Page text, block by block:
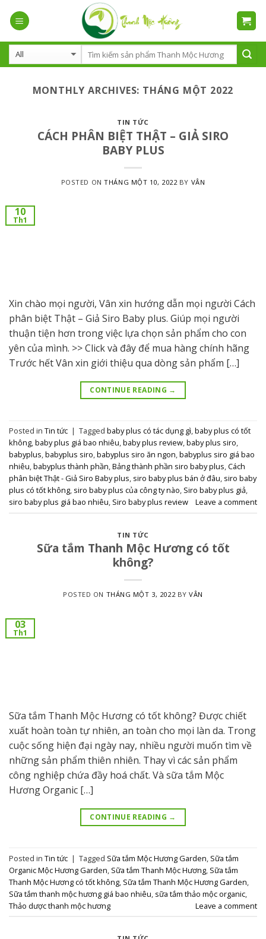
MONTHLY ARCHIVES: THÁNG MỘT 2022
TIN TỨC
CÁCH PHÂN BIỆT THẬT – GIẢ SIRO
BABY PLUS
POSTED ONTHÁNG MỘT 10, 2022 BY VÂN
10
Th1
Xin chào mọi người, Vân xin hướng dẫn mọi người Cách
phân biệt Thật – Giả Siro Baby plus. Giúp mọi người
thuận tiện hơn trong việc lựa chọn sản phẩm cho con
yên của mình. >> Click và đây để mua hàng chính hãng
Trước hết Vân xin giới thiệu qua dòng sản phẩm […]
CONTINUE READING →
Posted in Tin tức | Tagged baby plus có tác dụng gì,baby plus có tốt
không,baby plus giá bao nhiêu,baby plus review,baby plus siro,
babyplus,babyplus siro,babyplus siro ăn ngon,babyplus siro giá bao
nhiêu,babyplus thành phần,Bảng thành phần siro baby plus,Cách
phân biệt Thật - Giả Siro Baby plus, siro baby plus bán ở đâu, siro baby
plus có tốt không, siro baby plus của công ty nào, Siro baby plus giả,
siro baby plus giá bao nhiêu, Siro baby plus review Leave a comment
TIN TỨC
Sữa tắm Thanh Mộc Hương có tốt
không?
POSTED ON THÁNG MỘT 3, 2022BYVÂN
03
Th1
Sữa tắm Thanh Mộc Hương có tốt không? Được chiết
xuất hoàn toàn tự nhiên, an toàn cho mọi làn da. Trong
cuộc sống hiện đại ngày nay, nhiều người muốn tìm về
những sản phẩm thiên nhiên. Thay vì các sản phẩm
công nghiệp chứa đầy hoá chất. Và sữa tắm Mộc
Hương Organic […]
CONTINUE READING →
Posted in Tin tức | Tagged Sữa tắm Mộc Hương Garden Sữa tắm
Organic Mộc Hương Garden Sữa tắm Thanh Mộc Hương Sữa tắm
Thanh Mộc Hương có tốt không Sữa tắm Thanh Mộc Hương Garden
Sữa tắm thanh mộc hương giá bao nhiêu sữa tắm thảo mộc organic
Thảo dược thanh mộc hương
Leave a comment